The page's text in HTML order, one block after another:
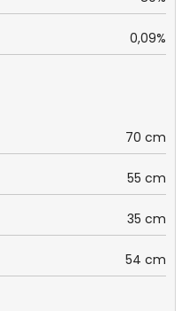
0,09%
70 cm
55 cm
35 cm
54 cm